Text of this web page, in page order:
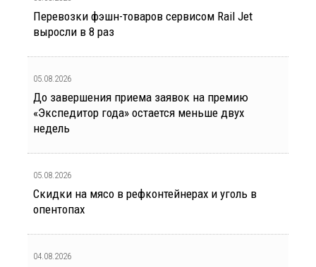
Перевозки фэшн-товаров сервисом Rail Jet
выросли в 8 раз
05.08.2026
До завершения приема заявок на премию
«Экспедитор года» остается меньше двух
недель
05.08.2026
Скидки на мясо в рефконтейнерах и уголь в
опентопах
04.08.2026